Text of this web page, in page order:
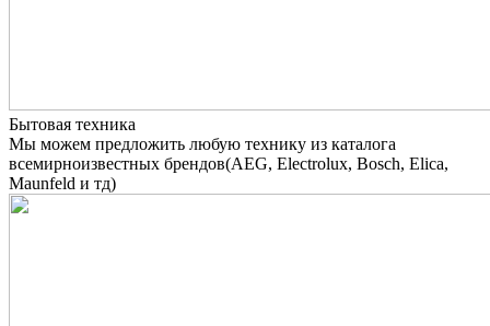
Бытовая техника
Мы можем предложить любую технику из каталога
всемирноизвестных брендов(AEG, Electrolux, Bosch, Elica,
Maunfeld и тд)